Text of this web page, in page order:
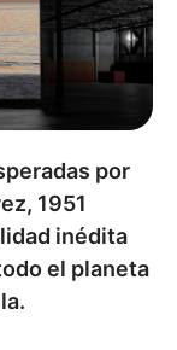
por
1951
inédita
el planeta